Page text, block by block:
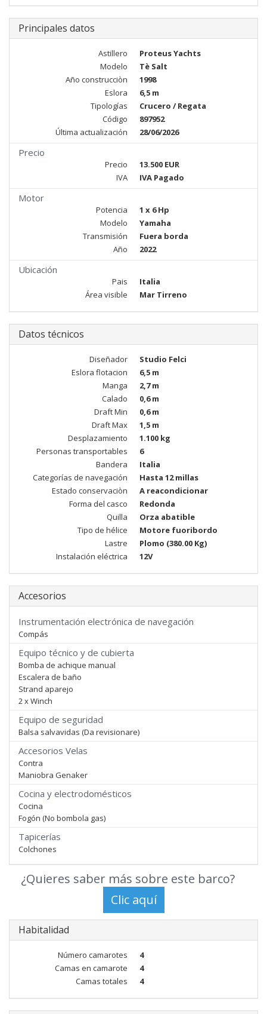
Principales datos
Astillero
Proteus Yachts
Modelo
Tè Salt
Año construcciòn
1998
Eslora
6,5 m
Tipologías
Crucero / Regata
Código
897952
Última actualización
28/06/2026
Precio
Precio
13.500 EUR
IVA
IVA Pagado
Motor
Potencia
1 x 6 Hp
Modelo
Yamaha
Transmisión
Fuera borda
Año
2022
Ubicación
Pais
Italia
Área visible
Mar Tirreno
Datos técnicos
Diseñador
Studio Felci
Eslora flotacion
6,5 m
Manga
2,7 m
Calado
0,6 m
Draft Min
0,6 m
Draft Max
1,5 m
Desplazamiento
1.100 kg
Personas transportables
6
Bandera
Italia
Categorías de navegación
Hasta 12 millas
Estado conservaciòn
A reacondicionar
Forma del casco
Redonda
Quilla
Orza abatible
Tipo de hélice
Motore fuoribordo
Lastre
Plomo (380.00 Kg)
Instalación eléctrica
12V
Accesorios
Instrumentación electrónica de navegación
Compás
Equipo técnico y de cubierta
Bomba de achique manual
Escalera de baño
Strand aparejo
2 x Winch
Equipo de seguridad
Balsa salvavidas (Da revisionare)
Accesorios Velas
Contra
Maniobra Genaker
Cocina y electrodomésticos
Cocina
Fogón (No bombola gas)
Tapicerías
Colchones
¿Quieres saber más sobre este barco?
Habitalidad
Número camarotes
4
Camas en camarote
4
Camas totales
4